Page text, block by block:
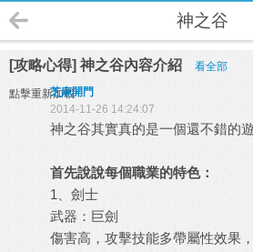
神之谷
[攻略心得] 神之谷內容介紹 看全部
點擊重新加載
芝麻開門
2014-11-26 14:24:07
神之谷其實真的是一個還不錯的
首先說說每個職業的特色：
1、劍士
武器：巨劍
傷害高，攻擊技能多帶屬性效果，